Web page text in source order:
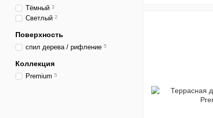
Тёмный 3
Светлый 2
Поверхность
спил дерева / рифление 5
Коллекция
Premium 5